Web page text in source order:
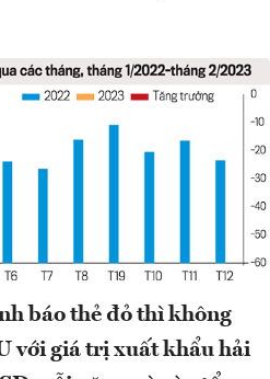
báo thẻ đỏ thì không
với giá trị xuất khẩu hải